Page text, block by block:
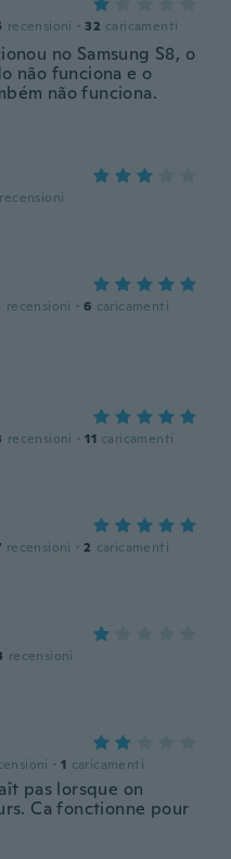
recensioni · 32 caricamenti
no Samsung S8, o
não funciona e o
não funciona.
recensioni
recensioni · 6 caricamenti
recensioni · 11 caricamenti
recensioni · 2 caricamenti
recensioni
· 1 caricamenti
pas lorsque on
Ca fonctionne pour